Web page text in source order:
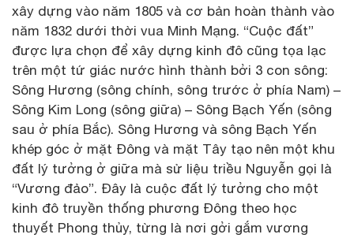
xây dựng vào năm 1805 và cơ bản hoàn thành vào
năm 1832 dưới thời vua Minh Mạng. “Cuộc đất”
được lựa chọn để xây dựng kinh đô cũng tọa lạc
trên một tứ giác nước hình thành bởi 3 con sông:
Sông Hương (sông chính, sông trước ở phía Nam) –
Sông Kim Long (sông giữa) – Sông Bạch Yến (sông
sau ở phía Bắc). Sông Hương và sông Bạch Yến
khép góc ở mặt Đông và mặt Tây tạo nên một khu
đất lý tưởng ở giữa mà sử liệu triều Nguyễn gọi là
“Vương đảo”. Đây là cuộc đất lý tưởng cho một
kinh đô truyền thống phương Đông theo học
thuyết Phong thủy, từng là nơi gởi gắm vương